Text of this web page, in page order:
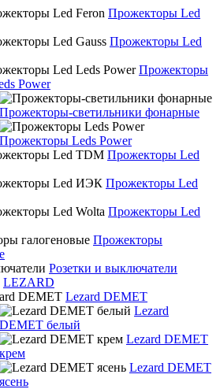
Прожекторы Led
Прожекторы Led
Прожекторы
Power
Прожекторы-светильники фонарные
Прожекторы Leds Power
Прожекторы Led
Прожекторы Led
Прожекторы Led
Прожекторы
Розетки и выключатели
LEZARD
Lezard DEMET
Lezard
DEMET белый
Lezard DEMET
крем
Lezard DEMET
ясень